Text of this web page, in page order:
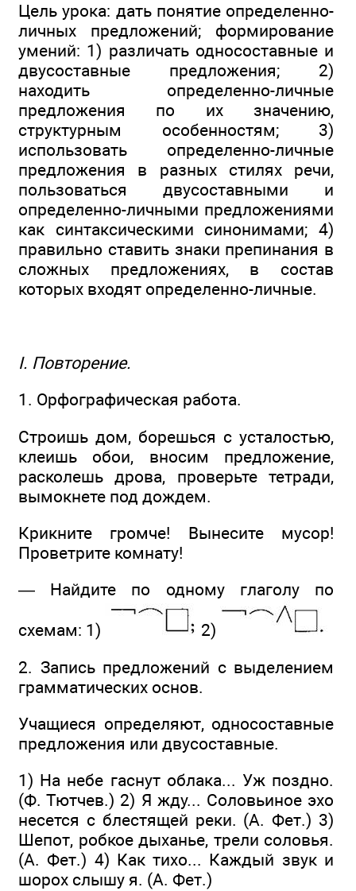
Цель урока: дать понятие определенно-
личных предложений; формирование
умений: 1) различать односоставные и
двусоставные предложения; 2)
находить определенно-личные
предложения по их значению,
структурным особенностям; 3)
использовать определенно-личные
предложения в разных стилях речи,
пользоваться двусоставными и
определенно-личными предложениями
как синтаксическими синонимами; 4)
правильно ставить знаки препинания в
сложных предложениях, в состав
которых входят определенно-личные.
I. Повторение.
1. Орфографическая работа.
Строишь дом, борешься с усталостью,
клеишь обои, вносим предложение,
расколешь дрова, проверьте тетради,
вымокнете под дождем.
Крикните громче! Вынесите мусор!
Проветрите комнату!
— Найдите по одному глаголу по
схемам: 1)
2)
2. Запись предложений с выделением
грамматических основ.
Учащиеся определяют, односоставные
предложения или двусоставные.
1) На небе гаснут облака... Уж поздно.
(Ф. Тютчев.) 2) Я жду... Соловьиное эхо
несется с блестящей реки. (А. Фет.) 3)
Шепот, робкое дыханье, трели соловья.
(А. Фет.) 4) Как тихо... Каждый звук и
шорох слышу я. (А. Фет.)